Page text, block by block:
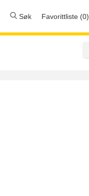
Søk Favorittliste (0)